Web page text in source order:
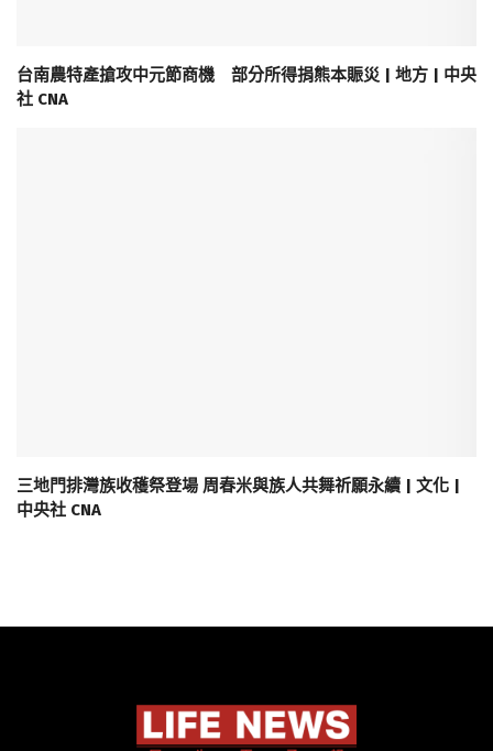
台南農特產搶攻中元節商機 部分所得捐熊本賑災 | 地方 | 中央
社 CNA
三地門排灣族收穫祭登場 周春米與族人共舞祈願永續 | 文化 |
中央社 CNA